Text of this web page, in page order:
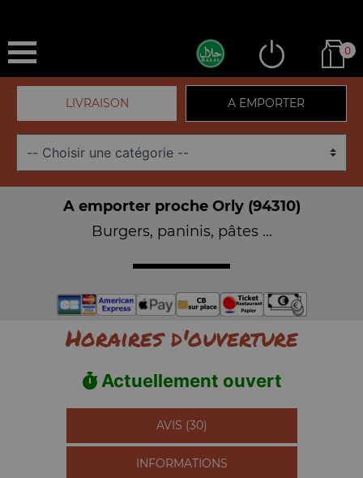
0
LIVRAISON A EMPORTER
A emporter proche Orly (94310)
Burgers, paninis, pâtes ...
Horaires d'ouverture
Actuellement ouvert
AVIS (30)
INFORMATIONS